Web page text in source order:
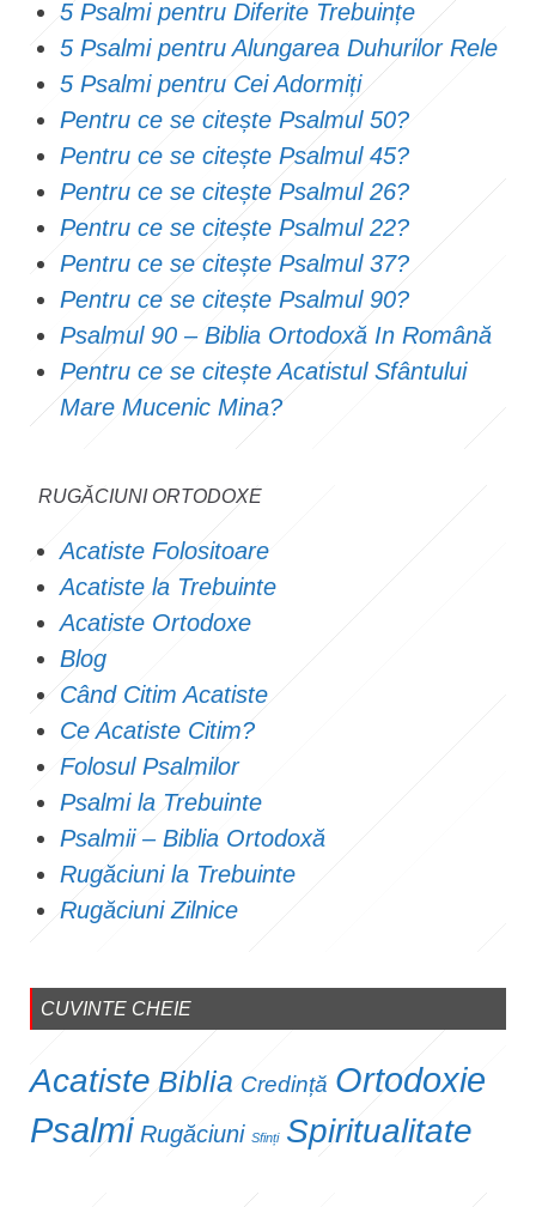
5 Psalmi pentru Diferite Trebuințe
5 Psalmi pentru Alungarea Duhurilor Rele
5 Psalmi pentru Cei Adormiți
Pentru ce se citește Psalmul 50?
Pentru ce se citește Psalmul 45?
Pentru ce se citește Psalmul 26?
Pentru ce se citește Psalmul 22?
Pentru ce se citește Psalmul 37?
Pentru ce se citește Psalmul 90?
Psalmul 90 – Biblia Ortodoxă In Română
Pentru ce se citește Acatistul Sfântului
Mare Mucenic Mina?
RUGĂCIUNI ORTODOXE
Acatiste Folositoare
Acatiste la Trebuinte
Acatiste Ortodoxe
Blog
Când Citim Acatiste
Ce Acatiste Citim?
Folosul Psalmilor
Psalmi la Trebuinte
Psalmii – Biblia Ortodoxă
Rugăciuni la Trebuinte
Rugăciuni Zilnice
CUVINTE CHEIE
Acatiste Biblia Credință Ortodoxie
Psalmi Rugăciuni Sfinți Spiritualitate